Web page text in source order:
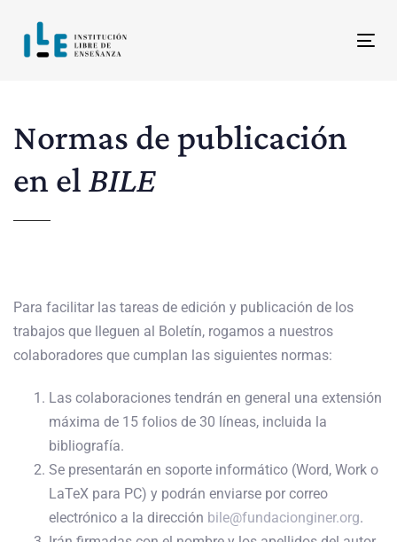
enlaces
contenido
Normas de publicación
en el BILE
Para facilitar las tareas de edición y publicación de los
trabajos que lleguen al Boletín, rogamos a nuestros
colaboradores que cumplan las siguientes normas:
Las colaboraciones tendrán en general una extensión
máxima de 15 folios de 30 líneas, incluida la
bibliografía.
Se presentarán en soporte informático (Word, Work o
LaTeX para PC) y podrán enviarse por correo
electrónico a la dirección bile@fundacionginer.org.